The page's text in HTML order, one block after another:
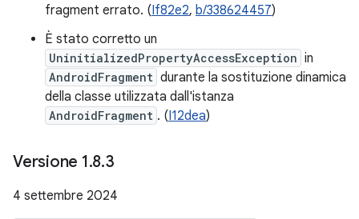
fragment errato. (If82e2, b/338624457)
È stato corretto un
UninitializedPropertyAccessException in
AndroidFragment durante la sostituzione dinamica
della classe utilizzata dall'istanza
AndroidFragment . (I12dea)
Versione 1.8.3
4 settembre 2024